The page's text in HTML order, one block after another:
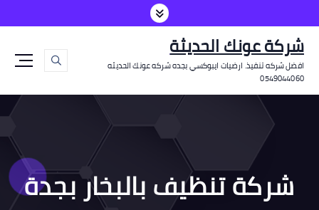
ل
شركة عونك الحديثة
افضل شركه تنفيذ. ارضيات ايبوكسي بجده شركه عونك الحديثه
0549044060
شركة تنظيف بالبخار بجدة